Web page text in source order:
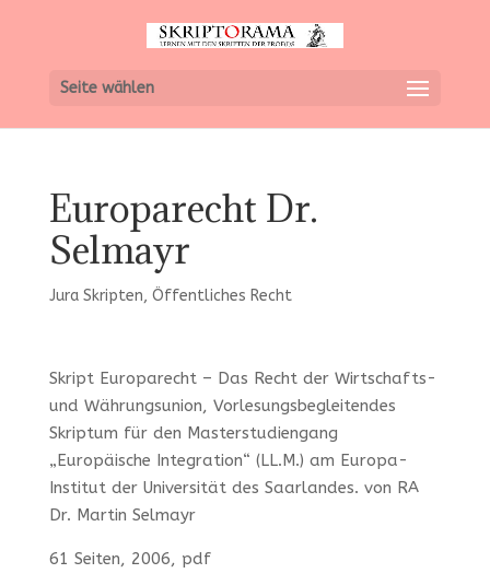
Seite wählen
Europarecht Dr.
Selmayr
Jura Skripten, Öffentliches Recht
Skript Europarecht – Das Recht der Wirtschafts-
und Währungsunion, Vorlesungsbegleitendes
Skriptum für den Masterstudiengang
„Europäische Integration“ (LL.M.) am Europa-
Institut der Universität des Saarlandes. von RA
Dr. Martin Selmayr
61 Seiten, 2006, pdf